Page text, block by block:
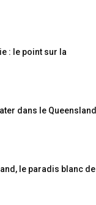
: le point sur la
dans le Queensland
le paradis blanc de